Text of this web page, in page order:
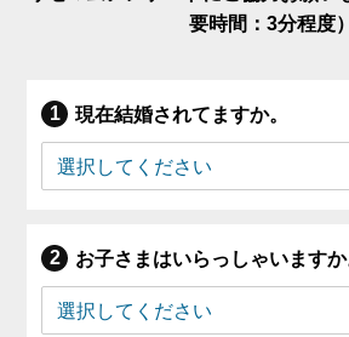
要時間：3分程度）
現在結婚されてますか。
お子さまはいらっしゃいますか